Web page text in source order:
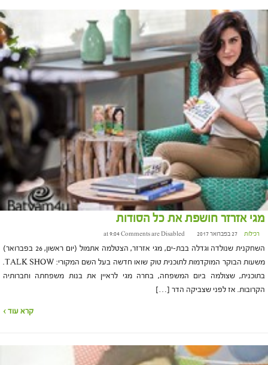
מגי אזרזר חושפת את כל הסודות
רכילות 27 בפברואר 2017 at 9:04 Comments are Disabled
השחקנית שנולדה וגדלה בבת-ים, מגי אזרזר, הצטלמה אתמול (יום ראשון, 26 בפברואר)
משעות הבוקר המוקדמות לתוכנית טוק שואו חדשה בעל השם המקורי: TALK SHOW.
בתוכנית, שצולמה ביום המשפחה, בחרה מגי לראיין את בנות משפחתה וחברותיה
הקרובות. אז לפני שצביקה הדר […]
קרא עוד ›